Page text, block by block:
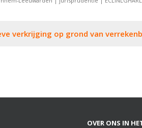
verkrijging op grond van
OVER ONS IN